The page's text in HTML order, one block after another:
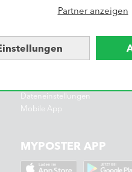
Partner anzeigen
Impressum
AGBs
Dateneinstellungen
Mobile App
MYPOSTER APP